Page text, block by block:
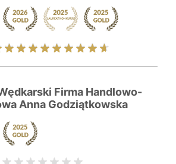
Firma Handlowo-
Anna Godziątkowska